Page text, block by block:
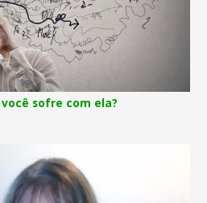
sofre com ela?